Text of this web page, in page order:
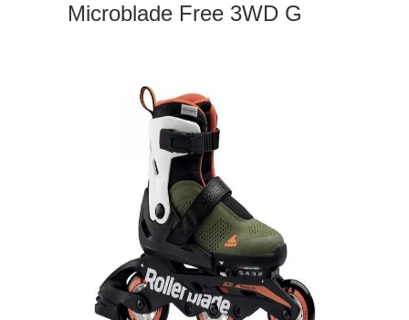
Microblade Free 3WD G